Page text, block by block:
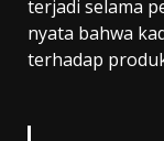
terjadi selama
nyata bahwa
terhadap